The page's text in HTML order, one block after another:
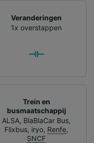
Veranderingen
1x overstappen
Trein en
busmaatschappij
ALSA, BlaBlaCar Bus,
Flixbus, iryo, Renfe,
SNCF